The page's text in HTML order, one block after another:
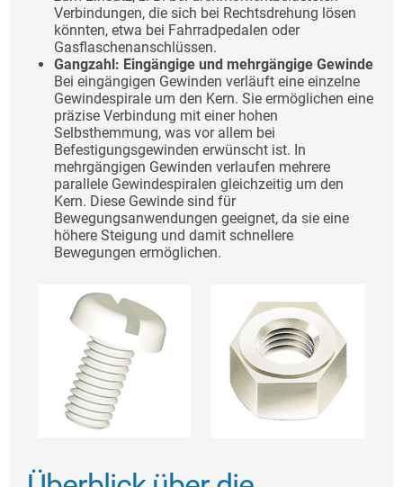
Verbindungen, die sich bei Rechtsdrehung lösen
könnten, etwa bei Fahrradpedalen oder
Gasflaschenanschlüssen.
Gangzahl: Eingängige und mehrgängige Gewinde
Bei eingängigen Gewinden verläuft eine einzelne
Gewindespirale um den Kern. Sie ermöglichen eine
präzise Verbindung mit einer hohen
Selbsthemmung, was vor allem bei
Befestigungsgewinden erwünscht ist. In
mehrgängigen Gewinden verlaufen mehrere
parallele Gewindespiralen gleichzeitig um den
Kern. Diese Gewinde sind für
Bewegungsanwendungen geeignet, da sie eine
höhere Steigung und damit schnellere
Bewegungen ermöglichen.